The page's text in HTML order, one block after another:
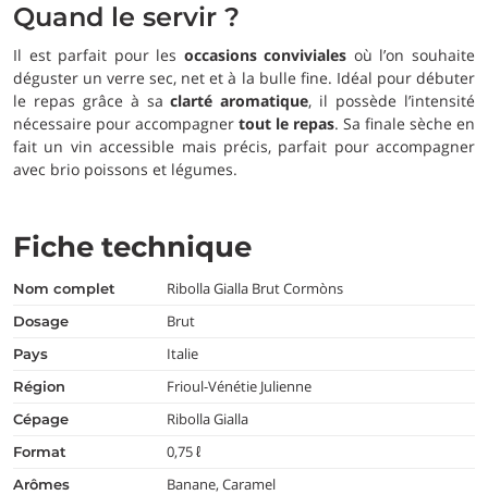
Quand le servir ?
Il est parfait pour les occasions conviviales où l’on souhaite
déguster un verre sec, net et à la bulle fine. Idéal pour débuter
le repas grâce à saclarté aromatique, il possède l’intensité
nécessaire pour accompagner tout le repas. Sa finale sèche en
fait un vin accessible mais précis, parfait pour accompagner
avec brio poissons et légumes.
Fiche technique
nom complet Ribolla Gialla Brut Cormòns
dosage Brut
pays Italie
région Frioul-Vénétie Julienne
cépage Ribolla Gialla
format 0,75 ℓ
arômes Banane, Caramel